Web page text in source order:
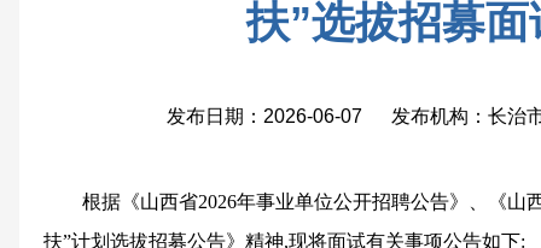
扶”选拔招募
发布日期：2026-06-07 发布机构：长治
根据《山西省2026年事业单位公开招聘公告》、《山
扶”计划选拔招募公告》精神,现将面试有关事项公告如下: